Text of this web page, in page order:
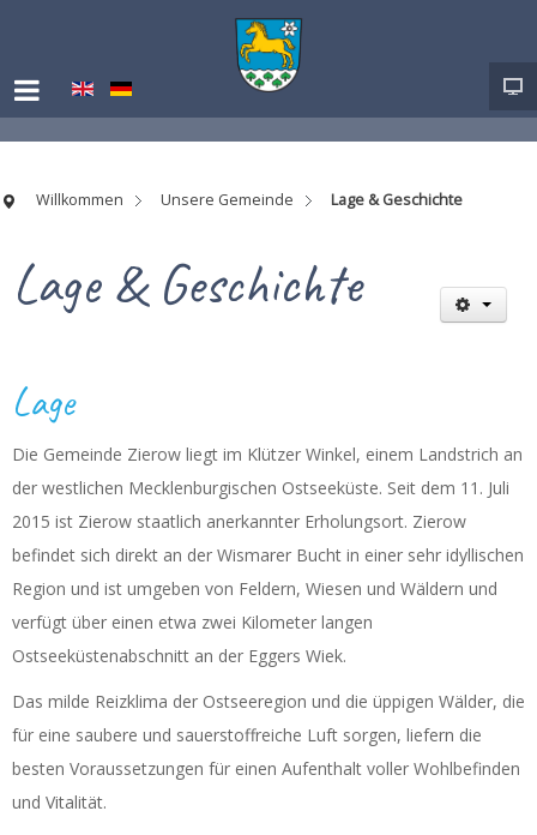
Willkommen Unsere Gemeinde Lage & Geschichte
Lage & Geschichte
Lage
Die Gemeinde Zierow liegt im Klützer Winkel, einem Landstrich an
der westlichen Mecklenburgischen Ostseeküste. Seit dem 11. Juli
2015 ist Zierow staatlich anerkannter Erholungsort. Zierow
befindet sich direkt an der Wismarer Bucht in einer sehr idyllischen
Region und ist umgeben von Feldern, Wiesen und Wäldern und
verfügt über einen etwa zwei Kilometer langen
Ostseeküstenabschnitt an der Eggers Wiek.
Das milde Reizklima der Ostseeregion und die üppigen Wälder, die
für eine saubere und sauerstoffreiche Luft sorgen, liefern die
besten Voraussetzungen für einen Aufenthalt voller Wohlbefinden
und Vitalität.